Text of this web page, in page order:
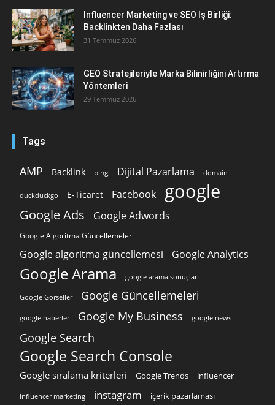
Influencer Marketing ve SEO İş Birliği:
Backlinkten Daha Fazlası
31 Temmuz 2026
GEO Stratejileriyle Marka Bilinirliğini Artırma
Yöntemleri
29 Temmuz 2026
Tags
AMP Backlink bing Dijital Pazarlama domain
duckduckgo E-Ticaret Facebook google
Google Ads Google Adwords
Google Algoritma Güncellemeleri
Google algoritma güncellemesi Google Analytics
Google Arama google arama sonuçları
Google Görseller Google Güncellemeleri
google haberler Google My Business google news
Google Search
Google Search Console
Google sıralama kriterleri Google Trends influencer
influencer marketing instagram içerik pazarlaması